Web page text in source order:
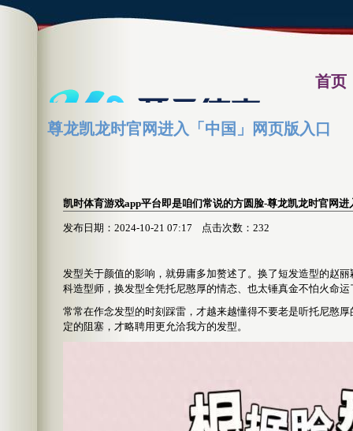
首页
资讯习
尊龙凯龙时官网进入「中国」网页版入口
凯时体育游戏app平台即是咱们常说的方圆脸-尊龙凯龙时官网
发布日期：2024-10-21 07:17 点击次数：232
发型关于颜值的影响，就毋庸多加赘述了。换了短发造型的赵
科造型师，换发型全凭托尼憨厚的情态、也太锤真金不怕火命运
常常在作念发型的时刻踩雷，才越来越懂得不要老是听托尼憨
定的阻塞，才略聘用更允洽我方的发型。